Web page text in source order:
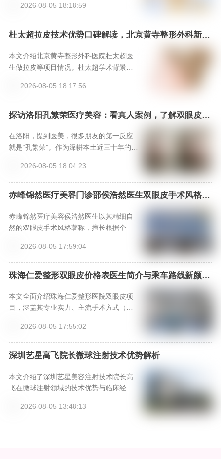
谐”的美学理念。北京嘉禾整形医院提供国
际标准的手术环境与全程专属服务。预约
可通过新颜智尚小程序24小时专线400666
化方案与价格参考。
2026-08-05 18:18:59
杜太超拉皮技术优势口碑解读，北京黄寺整形外科新颜
本文介绍北京黄寺整形外科医院杜太超医
生做拉皮等项目情况。杜太超学术背景
作精准、效果自然。多位美亲术后反馈效
果好，维持久。还给出拉皮和面部吸脂参
考价格，提供三种预约方式，是做拉皮和
2026-08-05 18:17:56
探访洛阳孔繁荣医疗美容：看真人案例，了解双眼皮、
隆鼻等手术效果，上新颜智尚小程序挂号不踩坑
在洛阳，提到医美，很多朋友的第一反应
就是“孔繁荣”。作为深耕本土近三十年的老
诊部早已成为许多求美者心中的信赖之
选。本文将带您全方位了解这家机构，从
其核心的“名医天团”与专利技术，到斥资引
真实分享的“变美体验”，深入剖析其为何能
成为中原医美标杆。文章末尾还附有便捷
丽之旅。
2026-08-05 18:04:23
赤峰锦然医疗美容门诊部侯浩然医生双眼皮手术风格优
赤峰锦然医疗美容侯浩然医生以其精细自
然的双眼皮手术风格著称，擅长根据个人
且具有“妈生感”。选择正规的赤峰锦然门诊
部，通过新颜智尚小程序可便捷预约面
诊，获取专业方案与价格参考。
2026-08-05 17:59:04
珠海仁爱整形双眼皮价格表医生简介与乘车路线新颜智
本文全面介绍珠海仁爱整形医院双眼皮项
目，涵盖其专业实力、主流手术方式（埋
队、详细价格参考表以及术后恢复指南与
乘车路线，为求美者提供客观的决策参
考。
2026-08-05 17:55:02
深圳艺星高飞院长微球注射技术优势解析
本文介绍了深圳艺星美容注射技术院长高
飞在微球注射领域的技术优势与临床经
系强调骨肉平衡与动态自然感。文章深入
2026-08-05 13:48:13